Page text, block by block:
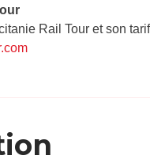
Rail Tour et son